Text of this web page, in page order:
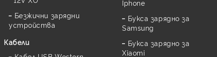
Безжични зарядни
устройства
Кабели
Iphone
Букса зарядно за
Samsung
Букса зарядно за
Xiaomi